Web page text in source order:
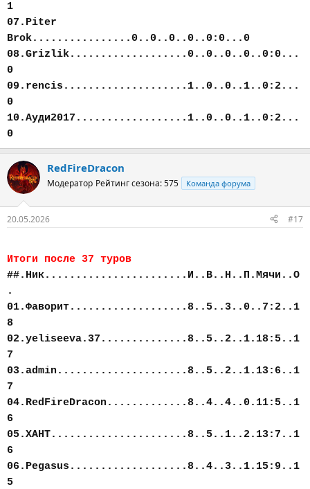
1
07.Piter
Brok................0..0..0..0..0:0...0
08.Grizlik...................0..0..0..0..0:0...
0
09.rencis....................1..0..0..1..0:2...
0
10.Ауди2017..................1..0..0..1..0:2...
0
RedFireDracon
Модератор Рейтинг сезона: 575 Команда форума
20.05.2026 #17
Итоги после 37 туров
##.Ник.......................И..В..Н..П.Мячи..О
.
01.Фаворит...................8..5..3..0..7:2..1
8
02.yeliseeva.37..............8..5..2..1.18:5..1
7
03.admin.....................8..5..2..1.13:6..1
7
04.RedFireDracon.............8..4..4..0.11:5..1
6
05.ХАНТ......................8..5..1..2.13:7..1
6
06.Pegasus...................8..4..3..1.15:9..1
5